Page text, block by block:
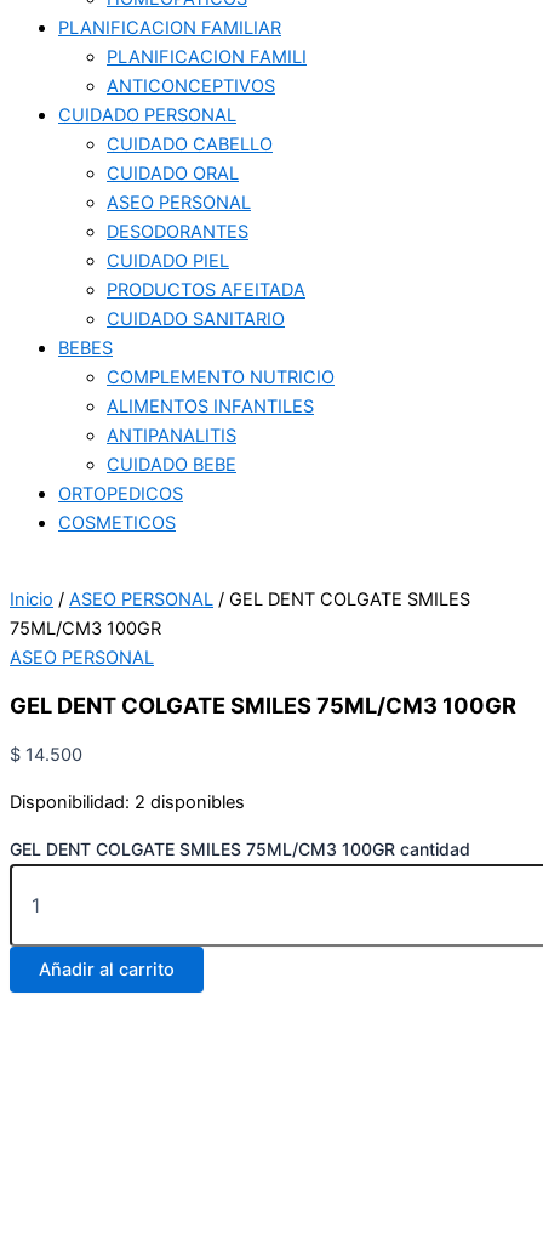
PLANIFICACION FAMILIAR
PLANIFICACION FAMILI
ANTICONCEPTIVOS
CUIDADO PERSONAL
CUIDADO CABELLO
CUIDADO ORAL
ASEO PERSONAL
DESODORANTES
CUIDADO PIEL
PRODUCTOS AFEITADA
CUIDADO SANITARIO
BEBES
COMPLEMENTO NUTRICIO
ALIMENTOS INFANTILES
ANTIPANALITIS
CUIDADO BEBE
ORTOPEDICOS
COSMETICOS
Inicio / ASEO PERSONAL / GEL DENT COLGATE SMILES
75ML/CM3 100GR
ASEO PERSONAL
GEL DENT COLGATE SMILES 75ML/CM3 100GR
$ 14.500
Disponibilidad: 2 disponibles
GEL DENT COLGATE SMILES 75ML/CM3 100GR cantidad
Añadir al carrito